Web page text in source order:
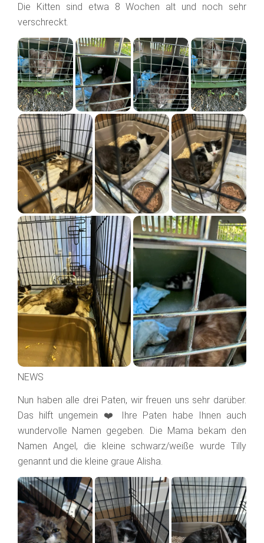
Die Kitten sind etwa 8 Wochen alt und noch sehr
verschreckt.
NEWS
Nun haben alle drei Paten, wir freuen uns sehr darüber.
Das hilft ungemein ❤️ Ihre Paten habe Ihnen auch
wundervolle Namen gegeben. Die Mama bekam den
Namen Angel, die kleine schwarz/weiße wurde Tilly
genannt und die kleine graue Alisha.